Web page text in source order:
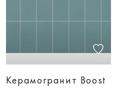
Керамогранит Boost